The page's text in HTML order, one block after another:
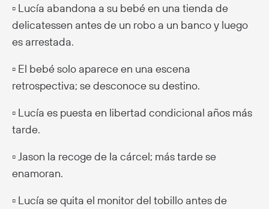
▫️ Lucía abandona a su bebé en una tienda de
delicatessen antes de un robo a un banco y luego
es arrestada.
▫️ El bebé solo aparece en una escena
retrospectiva; se desconoce su destino.
▫️ Lucía es puesta en libertad condicional años más
tarde.
▫️ Jason la recoge de la cárcel; más tarde se
enamoran.
▫️ Lucía se quita el monitor del tobillo antes de